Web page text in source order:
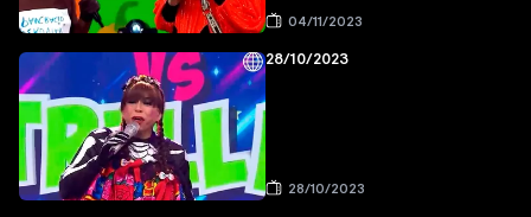
04/11/2023
28/10/2023
28/10/2023